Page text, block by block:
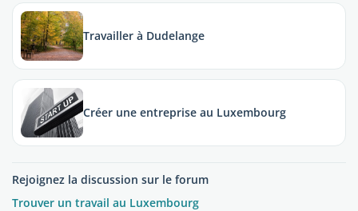
Travailler à Dudelange
Créer une entreprise au Luxembourg
Rejoignez la discussion sur le forum
Trouver un travail au Luxembourg